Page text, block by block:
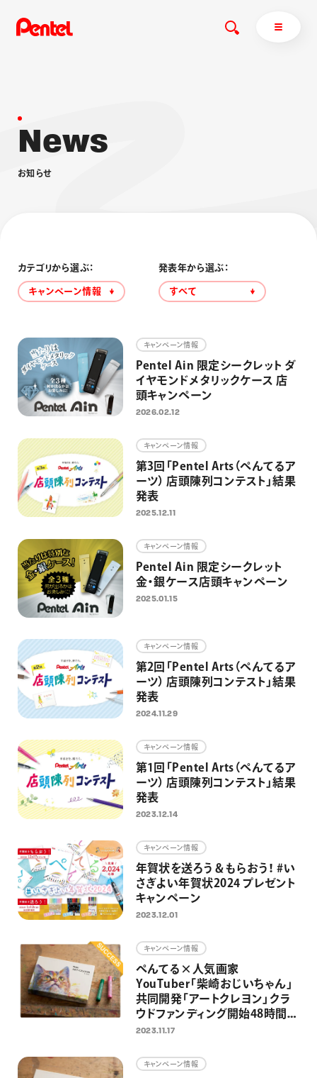
商品を探す
ブラッシュ（筆）
その他
採用情報
運営会社
News
お知 らせ
カテゴリから選ぶ：
キャンペーン情報
発表年から選ぶ：
すべて
キャンペーン情報
Pentel Ain 限定シークレット ダ
イヤモンドメタリックケース 店
頭キャンペーン
2026.02.12
キャンペーン情報
第3回「Pentel Arts（ぺんてるア
ーツ） 店頭陳列コンテスト」結果
発表
2025.12.11
キャンペーン情報
Pentel Ain 限定シークレット
金・銀ケース店頭キャンペーン
2025.01.15
キャンペーン情報
第2回「Pentel Arts（ぺんてるア
ーツ） 店頭陳列コンテスト」結果
発表
2024.11.29
キャンペーン情報
第1回「Pentel Arts（ぺんてるア
ーツ） 店頭陳列コンテスト」結果
発表
2023.12.14
キャンペーン情報
年賀状を送ろう＆もらおう！ #い
さぎよい年賀状2024 プレゼント
キャンペーン
2023.12.01
キャンペーン情報
ぺんてる×人気画家
YouTuber「柴崎おじいちゃん」
共同開発「アートクレヨン」クラ
ウドファンディング開始48時間で
目標達成
2023.11.17
キャンペーン情報